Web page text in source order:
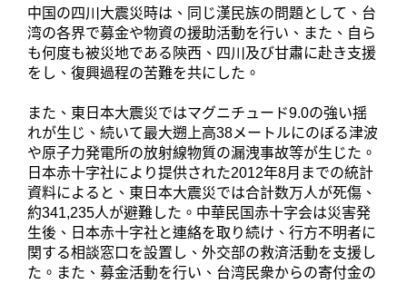
中国の四川大震災時は、同じ漢民族の問題として、台
湾の各界で募金や物資の援助活動を行い、また、自ら
も何度も被災地である陝西、四川及び甘肅に赴き支援
をし、復興過程の苦難を共にした。
また、東日本大震災ではマグニチュード9.0の強い揺
れが生じ、続いて最大遡上高38メートルにのぼる津波
や原子力発電所の放射線物質の漏洩事故等が生じた。
日本赤十字社により提供された2012年8月までの統計
資料によると、東日本大震災では合計数万人が死傷、
約341,235人が避難した。中華民国赤十字会は災害発
生後、日本赤十字社と連絡を取り続け、行方不明者に
関する相談窓口を設置し、外交部の救済活動を支援し
た。また、募金活動を行い、台湾民衆からの寄付金の